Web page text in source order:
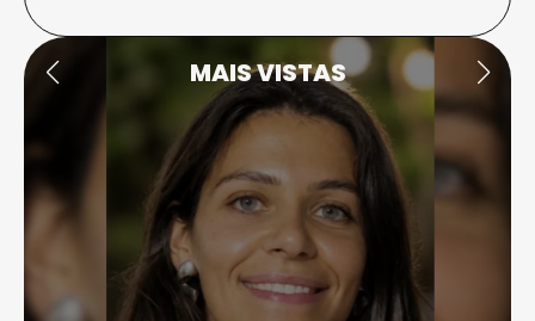
MAIS VISTAS